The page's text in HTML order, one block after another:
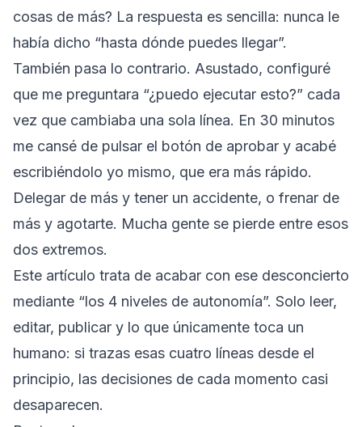
cosas de más? La respuesta es sencilla: nunca le
había dicho “hasta dónde puedes llegar”.
También pasa lo contrario. Asustado, configuré
que me preguntara “¿puedo ejecutar esto?” cada
vez que cambiaba una sola línea. En 30 minutos
me cansé de pulsar el botón de aprobar y acabé
escribiéndolo yo mismo, que era más rápido.
Delegar de más y tener un accidente, o frenar de
más y agotarte. Mucha gente se pierde entre esos
dos extremos.
Este artículo trata de acabar con ese desconcierto
mediante “los 4 niveles de autonomía”. Solo leer,
editar, publicar y lo que únicamente toca un
humano: si trazas esas cuatro líneas desde el
principio, las decisiones de cada momento casi
desaparecen.